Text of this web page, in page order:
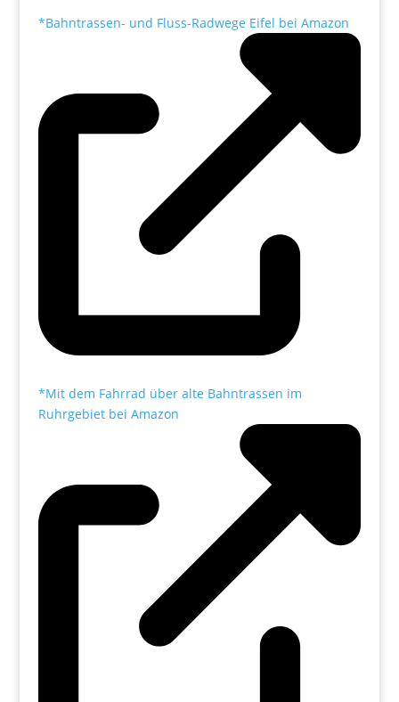
*Bahntrassen- und Fluss-Radwege Eifel bei Amazon
*Mit dem Fahrrad über alte Bahntrassen im
Ruhrgebiet bei Amazon